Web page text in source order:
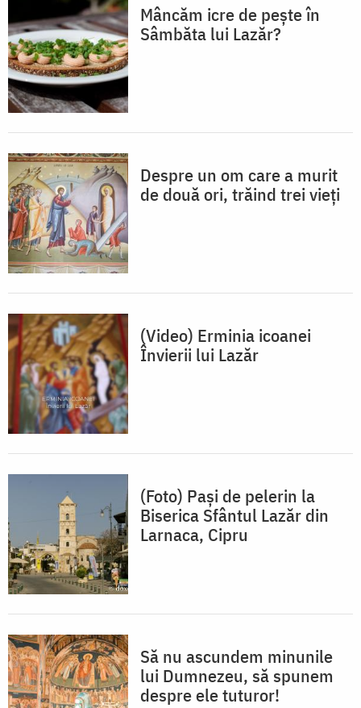
Mâncăm icre de pește în
Sâmbăta lui Lazăr?
Despre un om care a murit
de două ori, trăind trei vieți
(Video) Erminia icoanei
Învierii lui Lazăr
(Foto) Pași de pelerin la
Biserica Sfântul Lazăr din
Larnaca, Cipru
Să nu ascundem minunile
lui Dumnezeu, să spunem
despre ele tuturor!